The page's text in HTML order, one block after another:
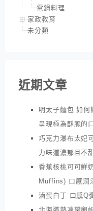
電鍋料理
家政教育
未分類
近期文章
明太子麵包 如何
呈現極為酥脆的
巧克力瀑布太妃
力味道濃郁且不
香蕉核桃可可鮮
Muffins) 口感潤
滷蛋白丁 口感Q